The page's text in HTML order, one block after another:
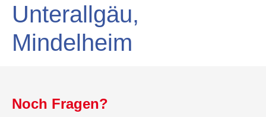
Unterallgäu,
Mindelheim
Noch Fragen?